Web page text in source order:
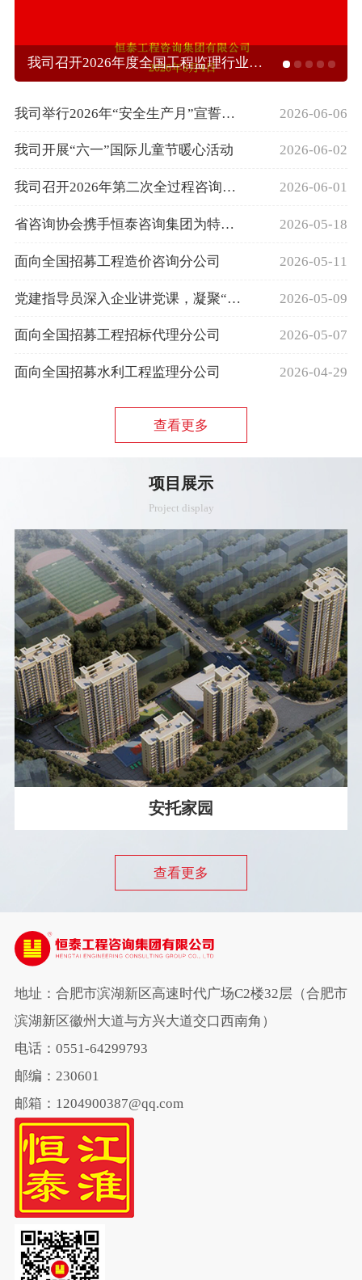
我司召开2026年度全国工程监理行业知
我司举行2026年“安全生产月”宣誓活
2026-06-06
我司开展“六一”国际儿童节暖心活动 2026-06-02
我司召开2026年第二次全过程咨询负
2026-06-01
省咨询协会携手恒泰咨询集团为特殊
2026-05-18
面向全国招募工程造价咨询分公司 2026-05-11
党建指导员深入企业讲党课，凝聚“追
2026-05-09
面向全国招募工程招标代理分公司 2026-05-07
面向全国招募水利工程监理分公司 2026-04-29
查看更多
项目展示
Project display
七里塘花园
查看更多
地址：合肥市滨湖新区高速时代广场C2楼32层（合肥市
滨湖新区徽州大道与方兴大道交口西南角）
电话：0551-64299793
邮编：230601
邮箱：1204900387@qq.com